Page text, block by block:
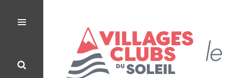
Menu
Search
Facebook
Twitter
Youtube
Villages
Soleil
des